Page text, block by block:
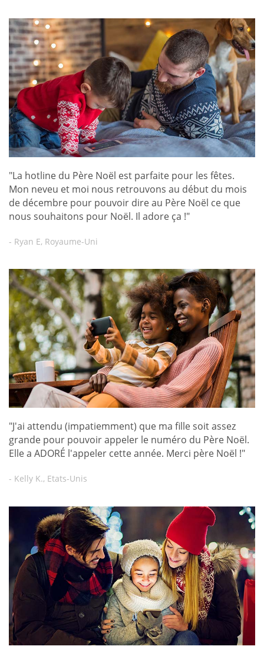
"La hotline du Père Noël est parfaite pour les fêtes.
Mon neveu et moi nous retrouvons au début du mois
de décembre pour pouvoir dire au Père Noël ce que
nous souhaitons pour Noël. Il adore ça !"
- Ryan E, Royaume-Uni
"J'ai attendu (impatiemment) que ma fille soit assez
grande pour pouvoir appeler le numéro du Père Noël.
Elle a ADORÉ l'appeler cette année. Merci père Noël !"
- Kelly K., Etats-Unis